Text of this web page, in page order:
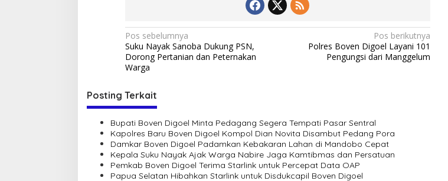
Navigasi
pos
Pos sebelumnya
Suku Nayak Sanoba Dukung PSN,
Dorong Pertanian dan Peternakan
Warga
Pos berikutnya
Polres Boven Digoel Layani 101
Pengungsi dari Manggelum
Posting Terkait
Bupati Boven Digoel Minta Pedagang Segera Tempati Pasar Sentral
Kapolres Baru Boven Digoel Kompol Dian Novita Disambut Pedang Pora
Damkar Boven Digoel Padamkan Kebakaran Lahan di Mandobo Cepat
Kepala Suku Nayak Ajak Warga Nabire Jaga Kamtibmas dan Persatuan
Pemkab Boven Digoel Terima Starlink untuk Percepat Data OAP
Papua Selatan Hibahkan Starlink untuk Disdukcapil Boven Digoel